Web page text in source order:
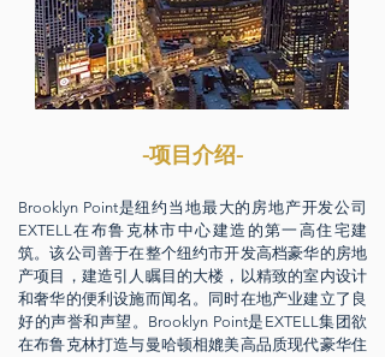
-项目介绍-
Brooklyn Point是纽约当地最大的房地产开发公司
EXTELL在布鲁克林市中心建造的第一高住宅建
筑。该公司善于在整个纽约市开发高档豪华的房地
产项目，建造引人瞩目的大楼，以精致的室内设计
和奢华的便利设施而闻名。同时在地产业建立了良
好的声誉和声望。Brooklyn Point是EXTELL集团欲
在布鲁克林打造与曼哈顿相媲美高品质现代豪华住